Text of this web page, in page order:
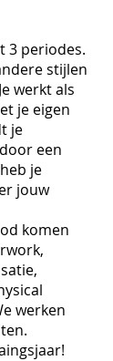
3 periodes.
stijlen
werkt als
je eigen
je
een
je
jouw
komen
werken